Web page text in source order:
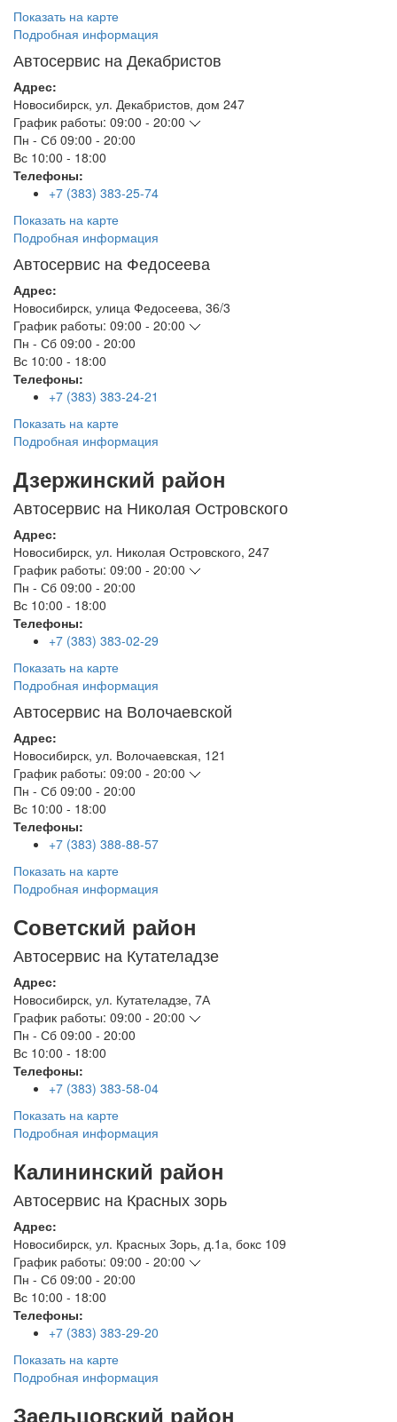
Показать на карте
Подробная информация
Автосервис на Декабристов
Адрес:
Новосибирск, ул. Декабристов, дом 247
График работы: 09:00 - 20:00
Пн - Сб 09:00 - 20:00
Вс 10:00 - 18:00
Телефоны:
+7 (383) 383-25-74
Показать на карте
Подробная информация
Автосервис на Федосеева
Адрес:
Новосибирск, улица Федосеева, 36/3
График работы: 09:00 - 20:00
Пн - Сб 09:00 - 20:00
Вс 10:00 - 18:00
Телефоны:
+7 (383) 383-24-21
Показать на карте
Подробная информация
Дзержинский район
Автосервис на Николая Островского
Адрес:
Новосибирск, ул. Николая Островского, 247
График работы: 09:00 - 20:00
Пн - Сб 09:00 - 20:00
Вс 10:00 - 18:00
Телефоны:
+7 (383) 383-02-29
Показать на карте
Подробная информация
Автосервис на Волочаевской
Адрес:
Новосибирск, ул. Волочаевская, 121
График работы: 09:00 - 20:00
Пн - Сб 09:00 - 20:00
Вс 10:00 - 18:00
Телефоны:
+7 (383) 388-88-57
Показать на карте
Подробная информация
Советский район
Автосервис на Кутателадзе
Адрес:
Новосибирск, ул. Кутателадзе, 7А
График работы: 09:00 - 20:00
Пн - Сб 09:00 - 20:00
Вс 10:00 - 18:00
Телефоны:
+7 (383) 383-58-04
Показать на карте
Подробная информация
Калининский район
Автосервис на Красных зорь
Адрес:
Новосибирск, ул. Красных Зорь, д.1а, бокс 109
График работы: 09:00 - 20:00
Пн - Сб 09:00 - 20:00
Вс 10:00 - 18:00
Телефоны:
+7 (383) 383-29-20
Показать на карте
Подробная информация
Заельцовский район